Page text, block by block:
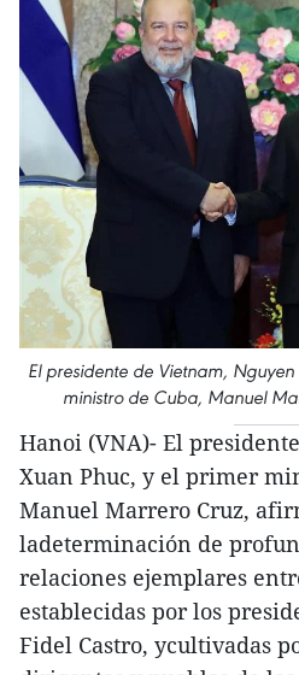
El presidente de Vietnam,
ministro de Cuba, Manuel
Hanoi (VNA)- El
Xuan Phuc, y el primer
Manuel Marrero Cruz,
ladeterminación de
relaciones ejemplares
establecidas por los
Fidel Castro, ycultivadas